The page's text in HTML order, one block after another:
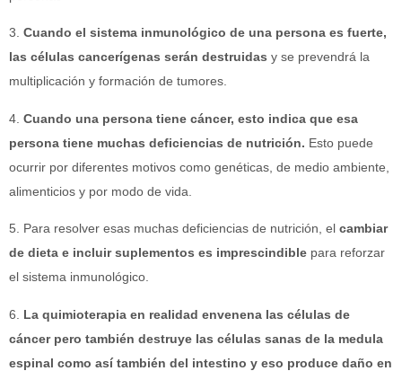
3. Cuando el sistema inmunológico de una persona es fuerte,
las células cancerígenas serán destruidas y se prevendrá la
multiplicación y formación de tumores.
4. Cuando una persona tiene cáncer, esto indica que esa
persona tiene muchas deficiencias de nutrición. Esto puede
ocurrir por diferentes motivos como genéticas, de medio ambiente,
alimenticios y por modo de vida.
5. Para resolver esas muchas deficiencias de nutrición, el cambiar
de dieta e incluir suplementos es imprescindible para reforzar
el sistema inmunológico.
6. La quimioterapia en realidad envenena las células de
cáncer pero también destruye las células sanas de la medula
espinal como así también del intestino y eso produce daño en